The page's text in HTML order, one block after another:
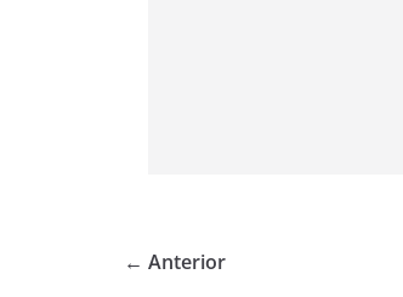
← Anterior